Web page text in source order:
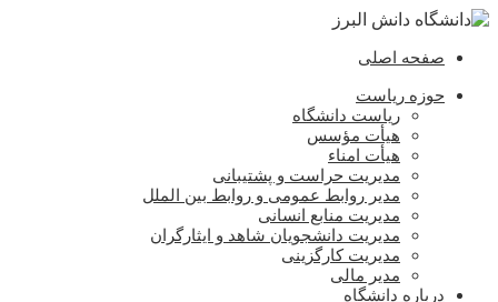
صفحه اصلی
حوزه ریاست
ریاست دانشگاه
هیأت مؤسس
هیأت امناء
مدیریت حراست و پشتیبانی
مدیر روابط عمومی و روابط بین الملل
مدیریت منابع انسانی
مدیریت دانشجویان شاهد و ایثارگران
مدیریت کارگزینی
مدیر مالی
درباره دانشگاه